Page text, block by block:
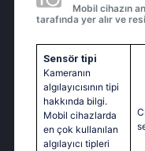
Mobil cihazın
tarafında yer alır ve
Sensör tipi
Kameranın
algılayıcısının tipi
hakkında bilgi.
Mobil cihazlarda
en çok kullanılan
algılayıcı tipleri